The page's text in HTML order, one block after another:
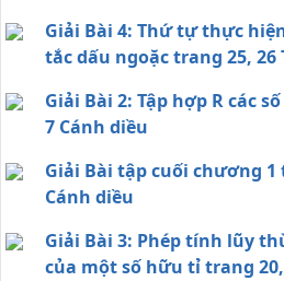
Giải Bài 4: Thứ tự thực
tắc dấu ngoặc trang 25, 26
Giải Bài 2: Tập hợp R các
7 Cánh diều
Giải Bài tập cuối chương 1
Cánh diều
Giải Bài 3: Phép tính lũy
của một số hữu tỉ trang 20,